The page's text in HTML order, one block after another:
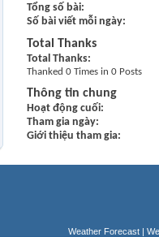
Tổng số bài
Số bài viết mỗi ngày
Total Thanks
Total Thanks
Thanked 0 Times in 0 Posts
Thông tin chung
Hoạt động cuối
Tham gia ngày
Giới thiệu tham gia
Weather Forecast |